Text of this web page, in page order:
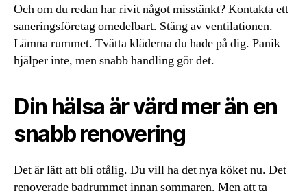
Och om du redan har rivit något misstänkt? Kontakta ett
saneringsföretag omedelbart. Stäng av ventilationen.
Lämna rummet. Tvätta kläderna du hade på dig. Panik
hjälper inte, men snabb handling gör det.
Din hälsa är värd mer än en
snabb renovering
Det är lätt att bli otålig. Du vill ha det nya köket nu. Det
renoverade badrummet innan sommaren. Men att ta